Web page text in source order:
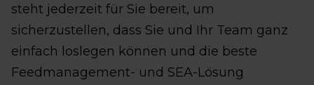
steht jederzeit für Sie bereit, um
sicherzustellen, dass Sie und Ihr Team ganz
einfach loslegen können und die beste
Feedmanagement- und SEA-Lösung